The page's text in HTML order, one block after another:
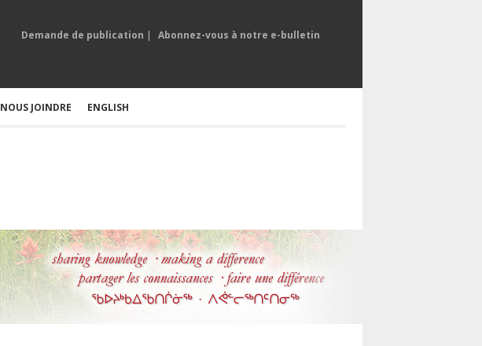
Demande de publication | Abonnez-vous à notre e-bulletin
NOUS JOINDRE ENGLISH